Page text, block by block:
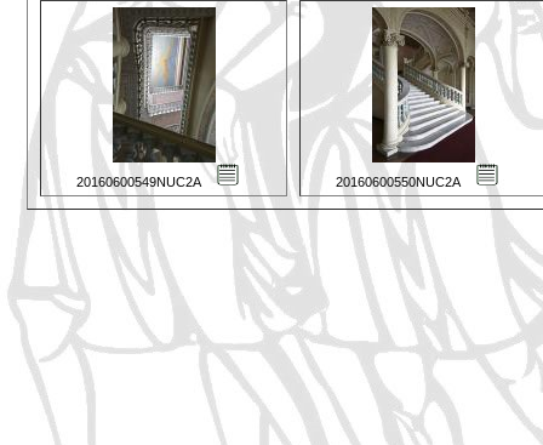
20160600549NUC2A 20160600550NUC2A